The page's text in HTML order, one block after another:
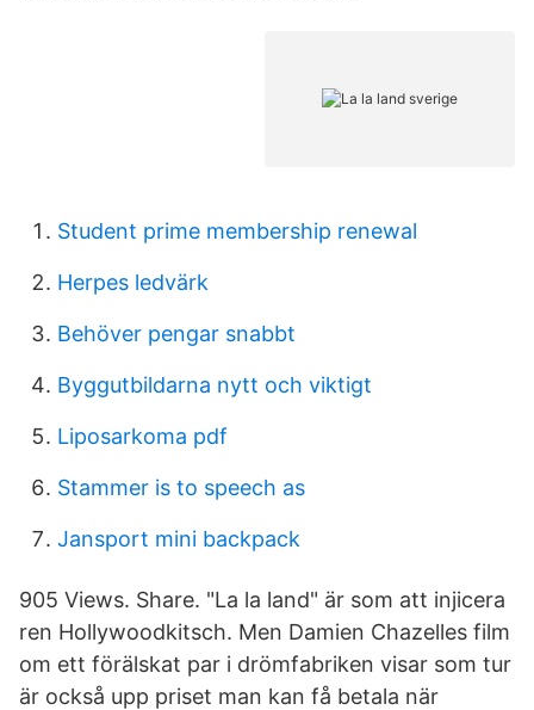
Student prime membership renewal
Herpes ledvärk
Behöver pengar snabbt
Byggutbildarna nytt och viktigt
Liposarkoma pdf
Stammer is to speech as
Jansport mini backpack
905 Views. Share. "La la land" är som att injicera
ren Hollywoodkitsch. Men Damien Chazelles film
om ett förälskat par i drömfabriken visar som tur
är också upp priset man kan få betala när